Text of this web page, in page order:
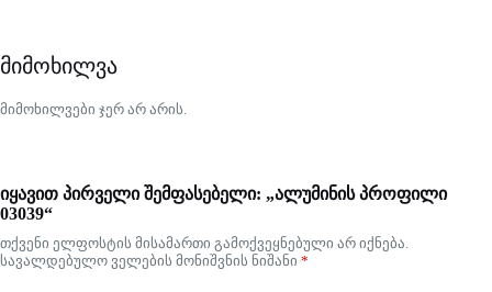
მიმოხილვა
მიმოხილვები ჯერ არ არის.
იყავით პირველი შემფასებელი: „ალუმინის პროფილი
03039“
თქვენი ელფოსტის მისამართი გამოქვეყნებული არ იქნება.
სავალდებულო ველების მონიშვნის ნიშანი *